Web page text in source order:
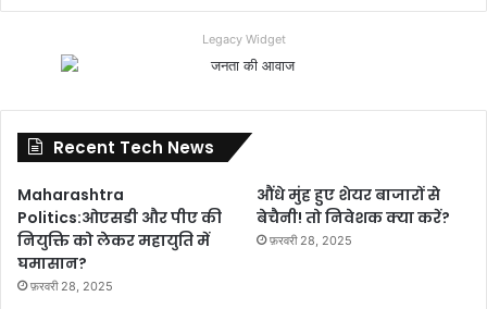
Legacy Widget
Recent Tech News
Maharashtra
Politics:ओएसडी और पीए की
नियुक्ति को लेकर महायुति में
घमासान?
फ़रवरी 28, 2025
औंधे मुंह हुए शेयर बाजारों से
बेचैनी! तो निवेशक क्या करें?
फ़रवरी 28, 2025